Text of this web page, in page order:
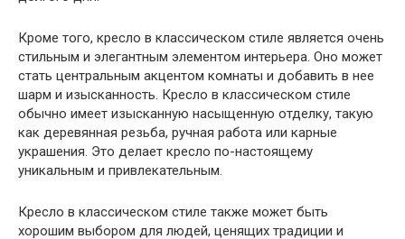
Кроме того, кресло в классическом стиле является очень
стильным и элегантным элементом интерьера. Оно может
стать центральным акцентом комнаты и добавить в нее
шарм и изысканность. Кресло в классическом стиле
обычно имеет изысканную насыщенную отделку, такую
как деревянная резьба, ручная работа или карные
украшения. Это делает кресло по-настоящему
уникальным и привлекательным.
Кресло в классическом стиле также может быть
хорошим выбором для людей, ценящих традиции и